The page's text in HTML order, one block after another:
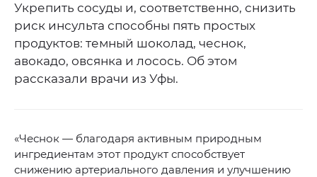
Укрепить сосуды и, соответственно, снизить
риск инсульта способны пять простых
продуктов: темный шоколад, чеснок,
авокадо, овсянка и лосось. Об этом
рассказали врачи из Уфы.
«Чеснок — благодаря активным природным
ингредиентам этот продукт способствует
снижению артериального давления и улучшению